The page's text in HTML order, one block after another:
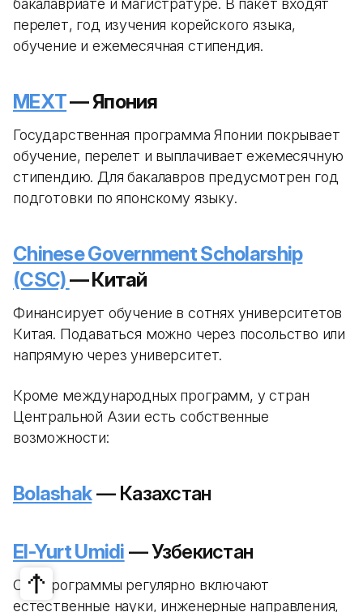
бакалавриате и магистратуре. В пакет входят
перелет, год изучения корейского языка,
обучение и ежемесячная стипендия.
MEXT— Япония
Государственная программа Японии покрывает
обучение, перелет и выплачивает ежемесячную
стипендию. Для бакалавров предусмотрен год
подготовки по японскому языку.
Chinese Government Scholarship
(CSC)— Китай
Финансирует обучение в сотнях университетов
Китая. Подаваться можно через посольство или
напрямую через университет.
Кроме международных программ, у стран
Центральной Азии есть собственные
возможности:
Bolashak— Казахстан
El-Yurt Umidi — Узбекистан
Обе программы регулярно включают
естественные науки, инженерные направления,